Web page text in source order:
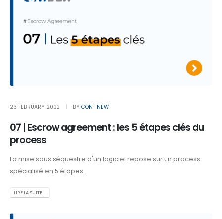
23 FEBRUARY 2022 BY CONTINEW
07 | Escrow agreement : les 5 étapes clés du
process
La mise sous séquestre d'un logiciel repose sur un process
spécialisé en 5 étapes...
LIRE LA SUITE...